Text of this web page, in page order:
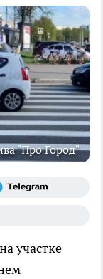
"Про Город"
участке